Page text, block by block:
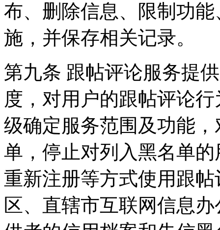
布、删除信息、限制功
施，并保存相关记录。
第九条 跟帖评论服务提
度，对用户的跟帖评论
级确定服务范围及功能
单，停止对列入黑名单
重新注册等方式使用跟
区、直辖市互联网信息